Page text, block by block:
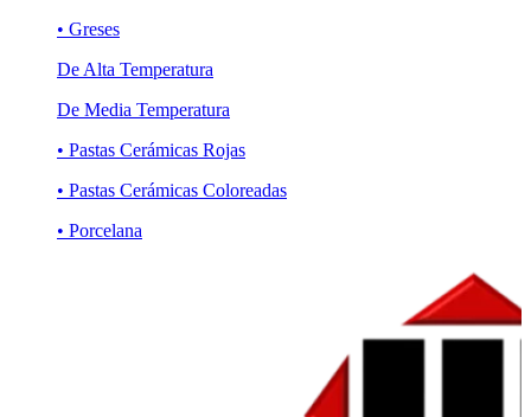
• Greses
De Alta Temperatura
De Media Temperatura
• Pastas Cerámicas Rojas
• Pastas Cerámicas Coloreadas
• Porcelana